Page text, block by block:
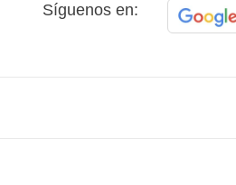
Síguenos en: